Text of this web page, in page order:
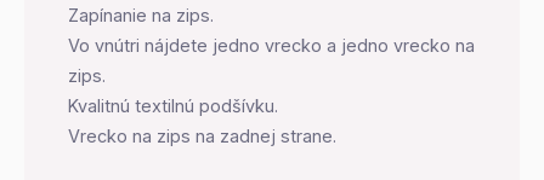
Zapínanie na zips.
Vo vnútri nájdete jedno vrecko a jedno vrecko na
zips.
Kvalitnú textilnú podšívku.
Vrecko na zips na zadnej strane.